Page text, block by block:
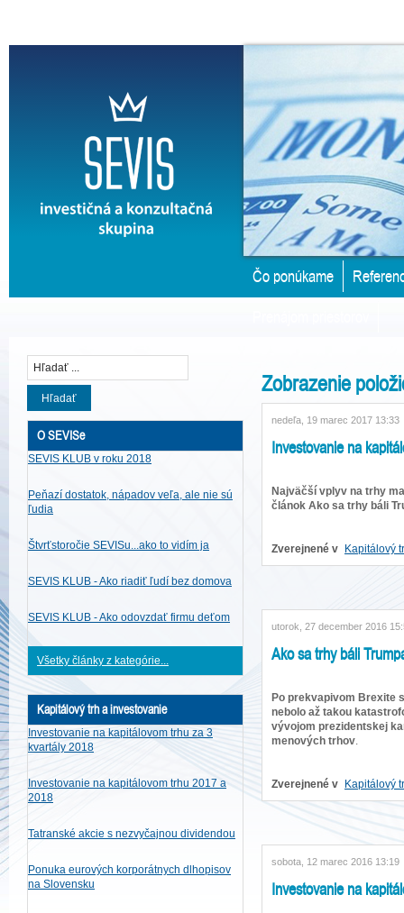
Čo ponúkame
Hľadať
O SEVISe
SEVIS KLUB v roku 2018
Peňazí dostatok, nápadov veľa, ale nie sú
ľudia
Štvrťstoročie SEVISu...ako to vidím ja
SEVIS KLUB - Ako riadiť ľudí bez domova
SEVIS KLUB - Ako odovzdať firmu deťom
Všetky články z kategórie...
Kapitálový trh a investovanie
Investovanie na kapitálovom trhu za 3
kvartály 2018
Investovanie na kapitálovom trhu 2017 a
2018
Tatranské akcie s nezvyčajnou dividendou
Ponuka eurových korporátnych dlhopisov
na Slovensku
Zobrazenie
nedeľa, 19 marec 2017 13:33
Investovanie na
Najväčší vplyv na trhy
článok Ako sa trhy báli
Zverejnené v Kapitálový
utorok, 27 december 2016
Ako sa trhy báli
Po prekvapivom Brexite
nebolo až takou
vývojom prezidentskej
menových trhov
Zverejnené v Kapitálový
sobota, 12 marec 2016 13:19
Investovanie na